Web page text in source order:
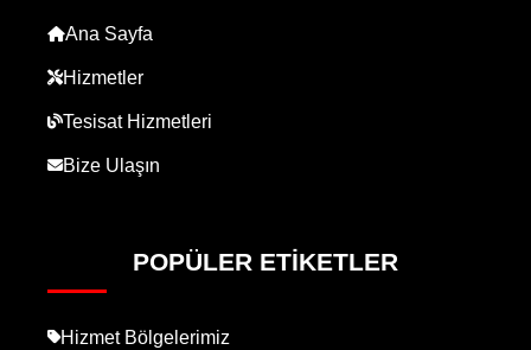
Ana Sayfa
Hizmetler
Tesisat Hizmetleri
Bize Ulaşın
POPÜLER ETIKETLER
Hizmet Bölgelerimiz